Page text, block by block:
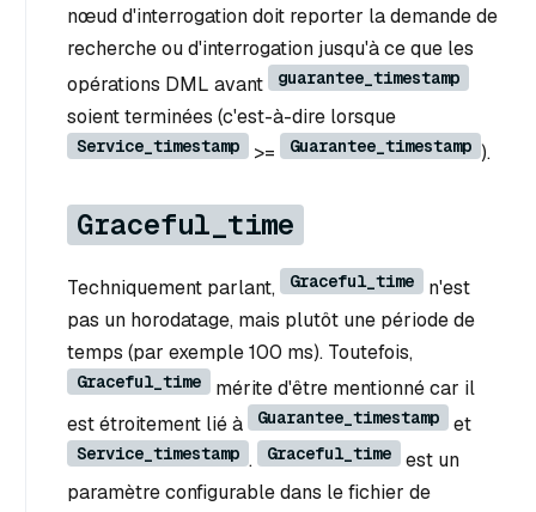
nœud d'interrogation doit reporter la demande de
recherche ou d'interrogation jusqu'à ce que les
opérations DML avant
guarantee_timestamp
soient terminées (c'est-à-dire lorsque
Service_timestamp >= Guarantee_timestamp ).
Graceful_time
Techniquement parlant, Graceful_time
n'est
pas un horodatage, mais plutôt une période de
temps (par exemple 100 ms). Toutefois,
Graceful_time
mérite d'être mentionné car il
est étroitement lié à
Guarantee_timestamp et
Service_timestamp . Graceful_time
est un
paramètre configurable dans le fichier de